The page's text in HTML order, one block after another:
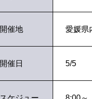
開催地 愛媛県
開催日 5/5